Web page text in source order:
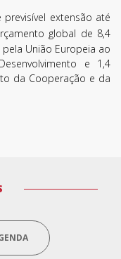
extensão até
global de 8,4
União Europeia ao
e 1,4
da Cooperação e da